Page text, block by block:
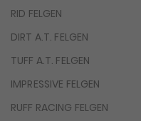
RID FELGEN
DIRT A.T. FELGEN
TUFF A.T. FELGEN
IMPRESSIVE FELGEN
RUFF RACING FELGEN